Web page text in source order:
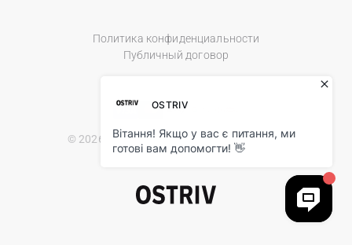
Политика конфиденциальности
Публичный договор
© 2026 Ostriv.ua Store. All Rights Reserved.